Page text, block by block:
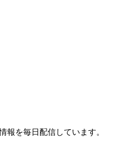
報を毎日配信しています。